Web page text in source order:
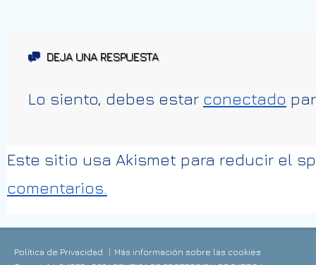
DEJA UNA RESPUESTA
Lo siento, debes estar conectado
Este sitio usa Akismet para reducir el
comentarios.
Política de Privacidad
Más información sobre las cookies